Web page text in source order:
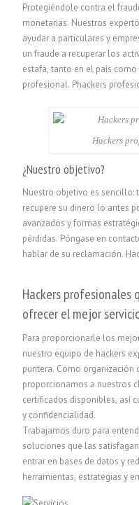
Protegiéndole contra el
monetarias. Nuestros
ayudar a particulares y
un fraude a recuperar los
estafa, tanto en el país
profesional. Phackers
Hackers
¿Nuestro objetivo?
Nuestro objetivo es sencillo:
recupere su dinero lo antes
avanzados y formas
pérdidas. Póngase en
hablar de su reclamación.
Hackers
ofrecer el mejor
Para proporcionarle los
nuestro equipo de hackers
puntera. Como organización
proporcionamos a nuestros
certificados disponibles, así
y confidencialidad.
Trabajamos duro para
soluciones que las
entrar en bases de datos y
herramientas, estrategias y